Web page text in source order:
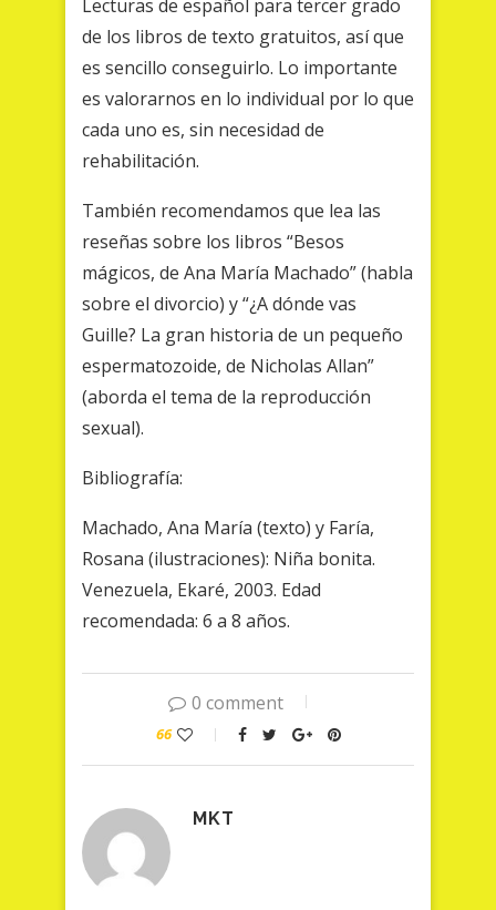
Lecturas de español para tercer grado
de los libros de texto gratuitos, así que
es sencillo conseguirlo. Lo importante
es valorarnos en lo individual por lo que
cada uno es, sin necesidad de
rehabilitación.
También recomendamos que lea las
reseñas sobre los libros “Besos
mágicos, de Ana María Machado” (habla
sobre el divorcio) y “¿A dónde vas
Guille? La gran historia de un pequeño
espermatozoide, de Nicholas Allan”
(aborda el tema de la reproducción
sexual).
Bibliografía:
Machado, Ana María (texto) y Faría,
Rosana (ilustraciones): Niña bonita.
Venezuela, Ekaré, 2003. Edad
recomendada: 6 a 8 años.
0 comment
66
MKT